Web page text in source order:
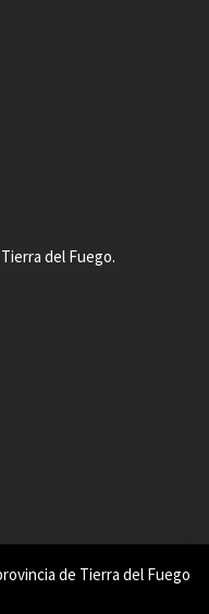
de Tierra del Fuego
del Fuego.
Tienda